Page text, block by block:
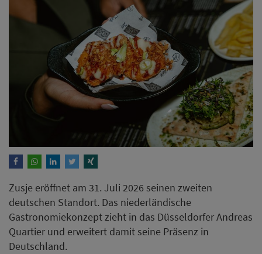
Zusje eröffnet am 31. Juli 2026 seinen zweiten
deutschen Standort. Das niederländische
Gastronomiekonzept zieht in das Düsseldorfer Andreas
Quartier und erweitert damit seine Präsenz in
Deutschland.